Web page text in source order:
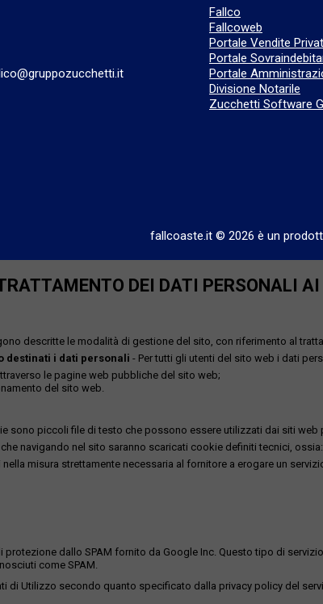
Fallco
Fallcoweb
Portale Vendite
Portale
Portale
Divisione Notarile
Zucchetti Software
fallcoaste.it © 2026 è un
DEI DATI PERSONALI
descritte le modalità di gestione del sito, con riferimento al
destinati i dati personali - Per tutti gli utenti del sito web i dati
le pagine web pubbliche del sito web;
del sito web.
sono piccoli file di testo che possono essere utilizzati dai siti web
navigando nel sito saranno scaricati cookie definiti tecnici, ossia:
misura strettamente necessaria al fornitore a erogare un
protezione dallo SPAM fornito da Google Inc. Questo tipo di
come SPAM.
di Utilizzo secondo quanto specificato dalla privacy policy del